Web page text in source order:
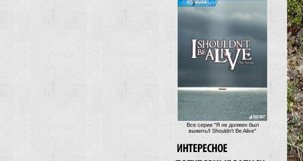
Все серии "Я не должен был
выжить/I Shouldn't Be Alive"